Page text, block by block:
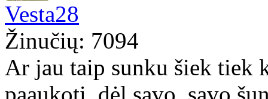
Vesta28
Žinučių: 7094
Ar jau taip sunku šiek tiek
paaukoti, dėl savo, savo